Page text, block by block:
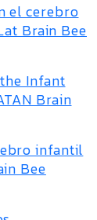
el cerebro
Brain Bee
Infant
Brain
infantil
Bee